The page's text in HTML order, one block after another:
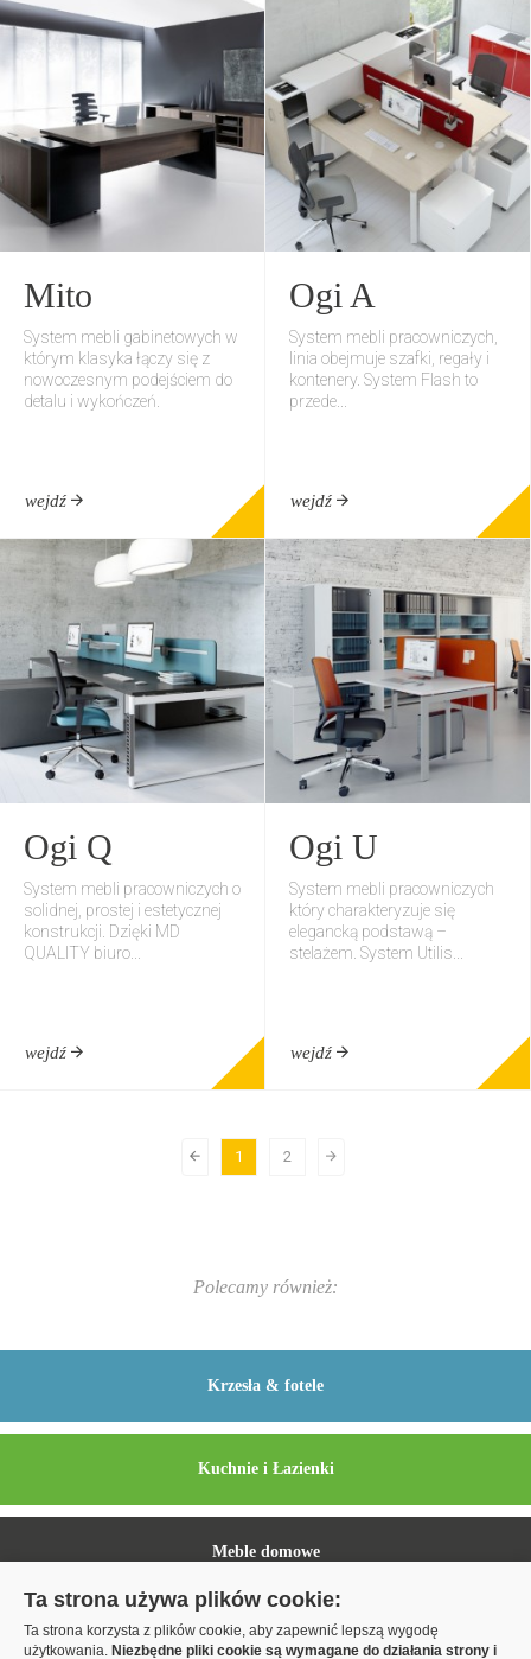
Ta strona używa plików cookie:
Ta strona korzysta z plików cookie, aby zapewnić lepszą wygodę
użytkowania. Niezbędne pliki cookie są wymagane do działania strony i
Mito
System mebli gabinetowych w
którym klasyka łączy się z
nowoczesnym podejściem do
detalu i wykończeń.
wejdź
Ogi A
System mebli pracowniczych,
linia obejmuje szafki, regały i
kontenery. System Flash to
przede...
wejdź
Ogi Q
System mebli pracowniczych o
solidnej, prostej i estetycznej
konstrukcji. Dzięki MD
QUALITY biuro...
wejdź
Ogi U
System mebli pracowniczych
który charakteryzuje się
elegancką podstawą –
stelażem. System Utilis...
wejdź
1 2
Polecamy również:
Krzesła & fotele
Kuchnie i Łazienki
Meble domowe
Szafy Komandor